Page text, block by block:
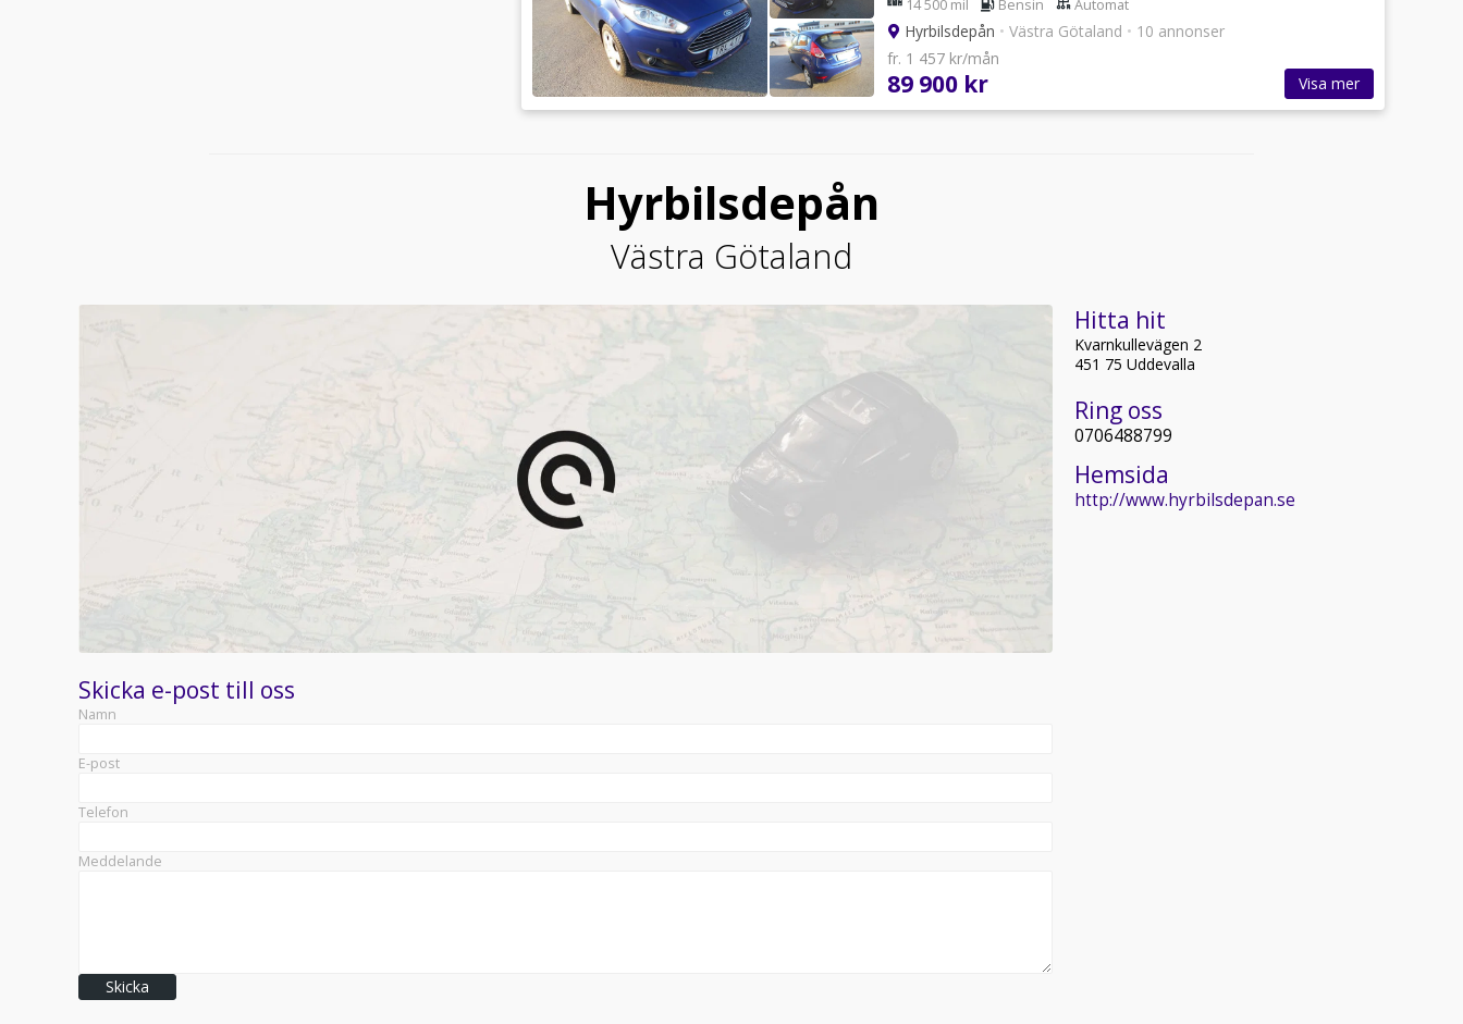
14 500 mil Bensin Automat
Hyrbilsdepån • Västra Götaland • 10 annonser
fr. 1 457 kr/mån
89 900 kr Visa mer
Hyrbilsdepån
Västra Götaland
Skicka e-post till oss
Namn
E-post
Telefon
Meddelande
Skicka
Hitta hit
Kvarnkullevägen 2
451 75 Uddevalla
Ring oss
0706488799
Hemsida
http://www.hyrbilsdepan.se